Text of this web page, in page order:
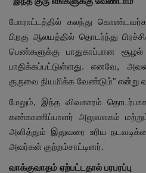
போராட்டத்தில் கலந்து
பிறகு ஆலயத்தில் தொடர்ந்து
பெண்களுக்கு பாதுகாப்பான
பாதிக்கப்பட்டுள்ளது. எனவே,
குருவை நியமிக்க வேண்டும்" என்று
மேலும், இந்த விவகாரம்
கண்காணிப்பாளர் அலுவலகம் மற்றும்
அளித்தும் இதுவரை உரிய
அவர்கள் குற்றம்சாட்டினர்.
வாக்குவாதம் ஏற்பட்டதால் பரபரப்பு